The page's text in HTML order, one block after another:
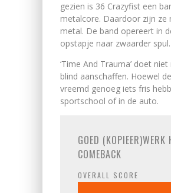
gezien is 36 Crazyfist een
metalcore. Daardoor zijn
metal. De band opereert in
opstapje naar zwaarder spul.
‘Time And Trauma’ doet
blind aanschaffen. Hoewel
vreemd genoeg iets fris
sportschool of in de auto.
GOED
COMEBACK
OVERALL SCORE